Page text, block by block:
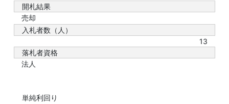
開札結果
売却
入札者数（人）
13
落札者資格
法人
単純利回り